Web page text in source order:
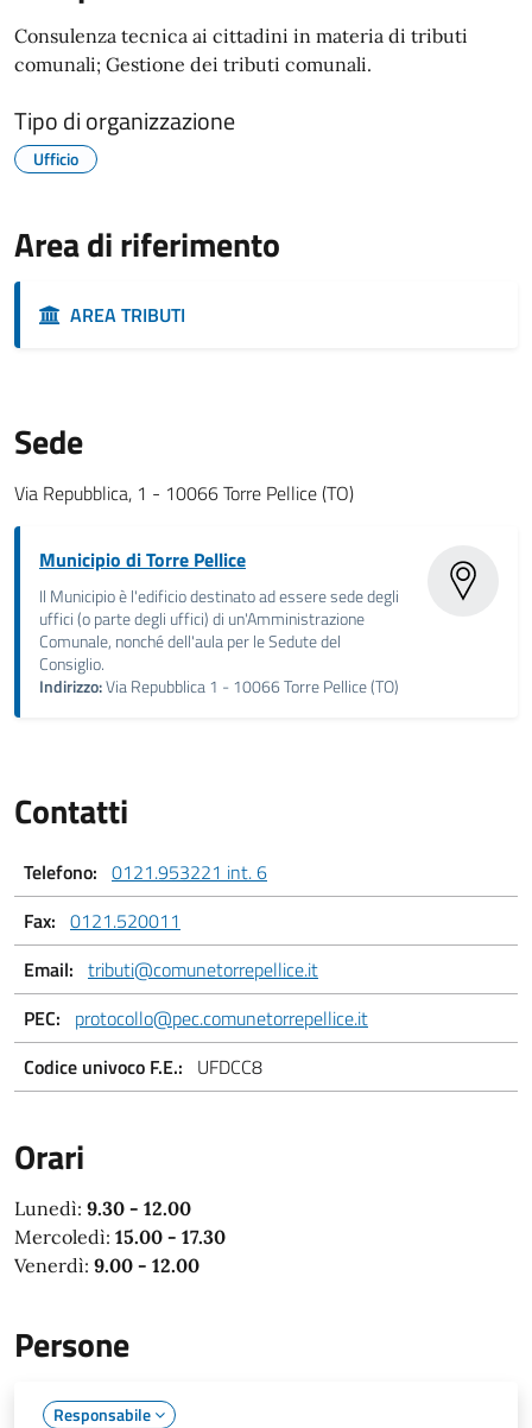
Consulenza tecnica ai cittadini in materia di tributi
comunali; Gestione dei tributi comunali.
Tipo di organizzazione
Ufficio
Area di riferimento
AREA TRIBUTI
Sede
Via Repubblica, 1 - 10066 Torre Pellice (TO)
Municipio di Torre Pellice
Il Municipio è l'edificio destinato ad essere sede degli
uffici (o parte degli uffici) di un'Amministrazione
Comunale, nonché dell'aula per le Sedute del
Consiglio.
Indirizzo:Via Repubblica 1 - 10066 Torre Pellice (TO)
Contatti
Telefono: 0121.953221 int. 6
Fax: 0121.520011
Email: tributi@comunetorrepellice.it
PEC: protocollo@pec.comunetorrepellice.it
Codice univoco F.E.: UFDCC8
Orari
Lunedì: 9.30 - 12.00
Mercoledì: 15.00 - 17.30
Venerdì: 9.00 - 12.00
Persone
Responsabile